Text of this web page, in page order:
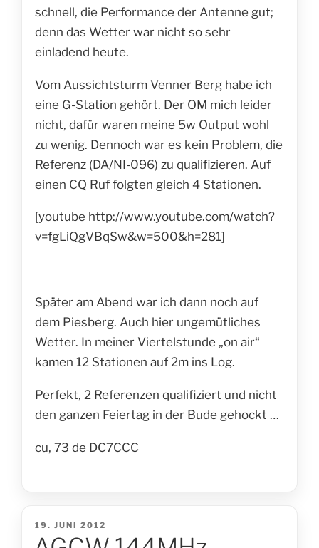
schnell, die Performance der Antenne gut;
denn das Wetter war nicht so sehr
einladend heute.
Vom Aussichtsturm Venner Berg habe ich
eine G-Station gehört. Der OM mich leider
nicht, dafür waren meine 5w Output wohl
zu wenig. Dennoch war es kein Problem, die
Referenz (DA/NI-096) zu qualifizieren. Auf
einen CQ Ruf folgten gleich 4 Stationen.
[youtube http://www.youtube.com/watch?
v=fgLiQgVBqSw&w=500&h=281]
Später am Abend war ich dann noch auf
dem Piesberg. Auch hier ungemütliches
Wetter. In meiner Viertelstunde „on air“
kamen 12 Stationen auf 2m ins Log.
Perfekt, 2 Referenzen qualifiziert und nicht
den ganzen Feiertag in der Bude gehockt …
cu, 73 de DC7CCC
VERÖFFENTLICHT
AM
19. JUNI 2012